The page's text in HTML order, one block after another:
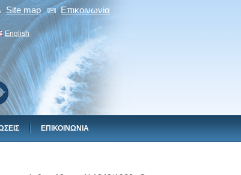
Site map Eπικοινωνiα
English
EΠΙΚΟΙΝΩΝIΑ